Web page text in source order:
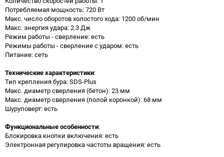
Потребляемая мощность: 720 Вт
Макс. число оборотов холостого хода: 1200 об/мин
Макс. энергия удара: 2.3 Дж
Режим работы - сверление: есть
Режимы работы - сверление с ударом: есть
Питание: сеть
Технические характеристики:
Тип крепления бура: SDS-Plus
Макс. диаметр сверления (бетон): 23 мм
Макс. диаметр сверления (полой коронкой): 68 мм
Шуруповерт: есть
Функциональные особенности:
Блокировка кнопки включения: есть
Электронная регулировка частоты вращения: есть